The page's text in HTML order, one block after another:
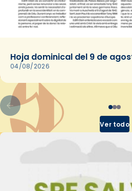
Hoja dominical del 9 de
04/08/2026
Ver todo